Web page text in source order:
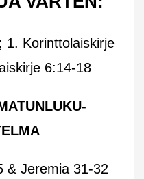
1. Korinttolaiskirje
6:14-18
& Jeremia 31-32